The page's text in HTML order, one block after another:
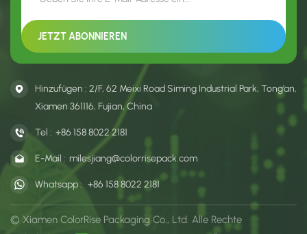
Hinzufügen : 2/F, 62 Meixi Road Siming Industrial Park, Tong’an,
Xiamen 361116, Fujian, China
Tel : +86 158 8022 2181
E-Mail : milesjiang@colorrisepack.com
Whatsapp : +86 158 8022 2181
© Xiamen ColorRise Packaging Co., Ltd. Alle Rechte